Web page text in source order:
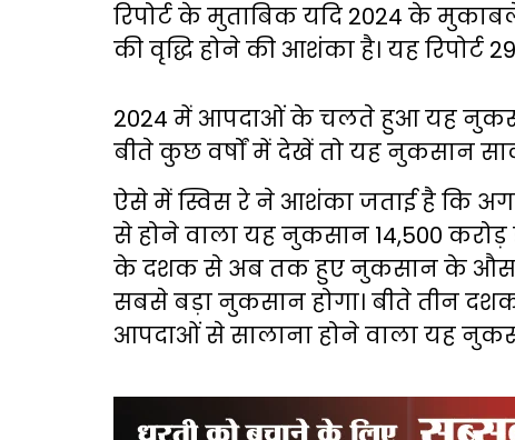
रिपोर्ट के मुताबिक यदि 2024 के
की वृद्धि होने की आशंका है। यह रिपोर्ट
2024 में आपदाओं के चलते हुआ यह
बीते कुछ वर्षों में देखें तो यह नुकसान
ऐसे में स्विस रे ने आशंका जताई है कि
से होने वाला यह नुकसान 14,500
के दशक से अब तक हुए नुकसान के औसत
सबसे बड़ा नुकसान होगा। बीते तीन
आपदाओं से सालाना होने वाला यह